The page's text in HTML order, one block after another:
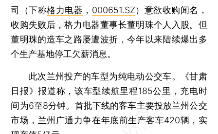
司（下称格力电器 ， 000651.SZ）意欲收购闻名，
收购失败后，格力电器董事长董明珠个人入股。但
董明珠的造车之路屡遭波折，今年以来陆续爆出多
个生产基地停工欠薪消息。
此次兰州投产的车型为纯电动公交车。《甘肃
日报》报道称，该车型续航里程185公里，充电时
间为6至8分钟。首批下线的客车主要投放兰州公交
市场，兰州广通力争在年底前生产客车420辆，实